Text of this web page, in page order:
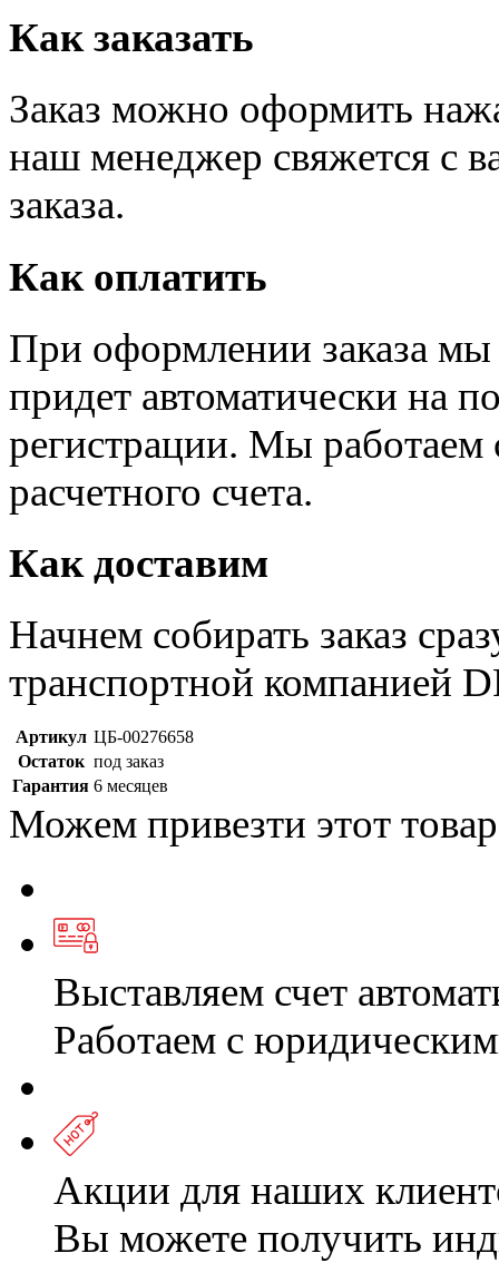
Как заказать
Заказ можно оформить
наш менеджер свяжется с
заказа.
Как оплатить
При оформлении заказа
придет автоматически на
регистрации. Мы
расчетного счета.
Как доставим
Начнем собирать заказ
транспортной компанией
Артикул ЦБ-00276658
Остаток под заказ
Гарантия 6 месяцев
Можем привезти этот
Выставляем счет
Работаем с
Акции для наших
Вы можете получить